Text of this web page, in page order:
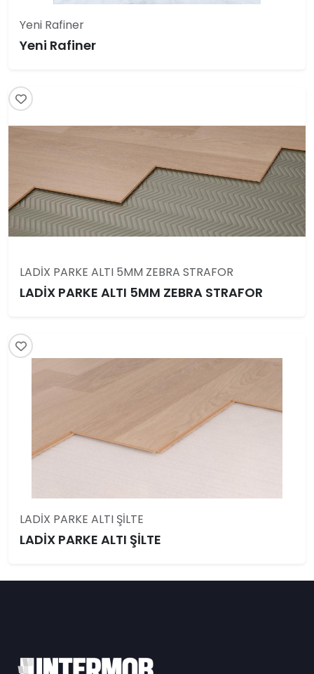
Yeni Rafiner
Yeni Rafiner
LADİX PARKE ALTI 5MM ZEBRA STRAFOR
LADİX PARKE ALTI 5MM ZEBRA STRAFOR
LADİX PARKE ALTI ŞİLTE
LADİX PARKE ALTI ŞİLTE